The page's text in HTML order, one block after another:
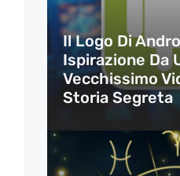
Il Logo Di
Ispirazione Da
Vecchissimo
Storia Segreta